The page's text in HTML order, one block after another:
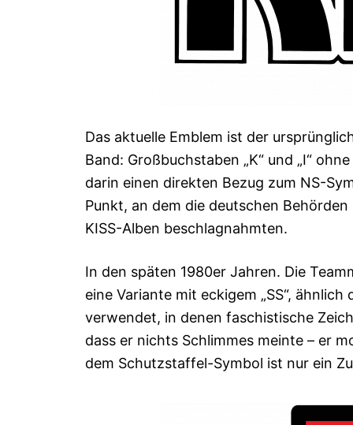
Das aktuelle Emblem ist der
Band: Großbuchstaben „K“ und „I“
darin einen direkten Bezug zum NS-
Punkt, an dem die deutschen
KISS-Alben beschlagnahmten.
In den späten 1980er Jahren. Die
eine Variante mit eckigem „SS“,
verwendet, in denen faschistische
dass er nichts Schlimmes meinte – er
dem Schutzstaffel-Symbol ist nur ein